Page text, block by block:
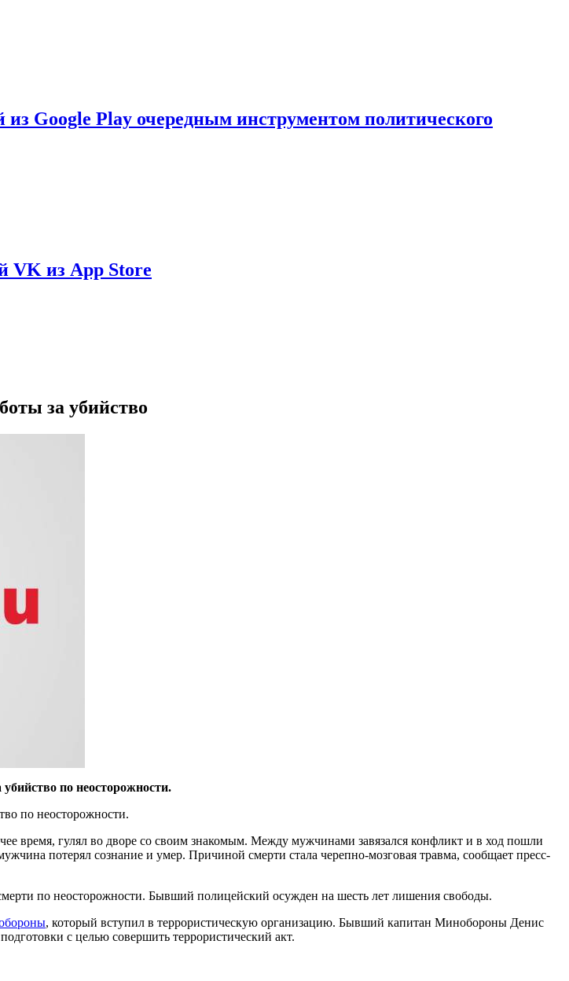
Google Play очередным инструментом политического
VK из App Store
за убийство
по неосторожности.
по неосторожности.
время, гулял во дворе со своим знакомым. Между мужчинами завязался конфликт и в ход пошли
потерял сознание и умер. Причиной смерти стала черепно-мозговая травма, сообщает пресс-
по неосторожности. Бывший полицейский осужден на шесть лет лишения свободы.
, который вступил в террористическую организацию. Бывший капитан Минобороны Денис
с целью совершить террористический акт.